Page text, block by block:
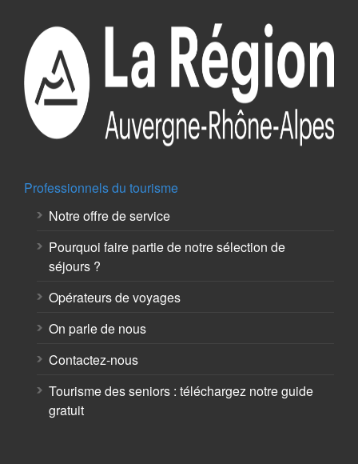
Professionnels du tourisme
Notre offre de service
Pourquoi faire partie de notre sélection de
séjours ?
Opérateurs de voyages
On parle de nous
Contactez-nous
Tourisme des seniors : téléchargez notre guide
gratuit